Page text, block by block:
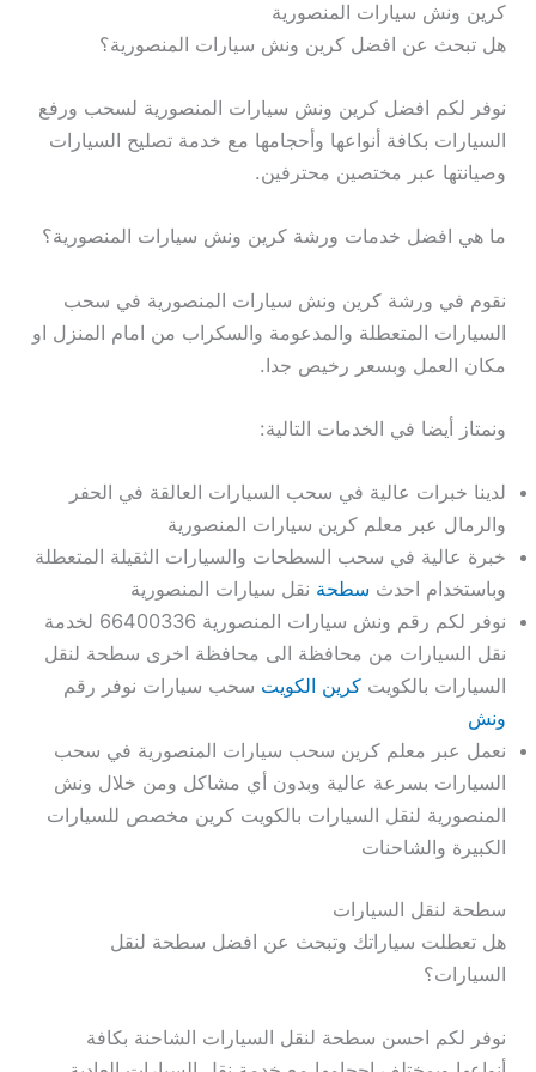
كرين ونش سيارات المنصورية
هل تبحث عن افضل كرين ونش سيارات المنصورية؟
نوفر لكم افضل كرين ونش سيارات المنصورية لسحب ورفع
السيارات بكافة أنواعها وأحجامها مع خدمة تصليح السيارات
وصيانتها عبر مختصين محترفين.
ما هي افضل خدمات ورشة كرين ونش سيارات المنصورية؟
نقوم في ورشة كرين ونش سيارات المنصورية في سحب
السيارات المتعطلة والمدعومة والسكراب من امام المنزل او
مكان العمل وبسعر رخيص جدا.
ونمتاز أيضا في الخدمات التالية:
لدينا خبرات عالية في سحب السيارات العالقة في الحفر
والرمال عبر معلم كرين سيارات المنصورية
خبرة عالية في سحب السطحات والسيارات الثقيلة المتعطلة
وباستخدام احدث سطحة نقل سيارات المنصورية
نوفر لكم رقم ونش سيارات المنصورية 66400336 لخدمة
نقل السيارات من محافظة الى محافظة اخرى سطحة لنقل
السيارات بالكويتكرين الكويت سحب سيارات نوفر رقم
ونش
نعمل عبر معلم كرين سحب سيارات المنصورية في سحب
السيارات بسرعة عالية وبدون أي مشاكل ومن خلال ونش
المنصورية لنقل السيارات بالكويت كرين مخصص للسيارات
الكبيرة والشاحنات
سطحة لنقل السيارات
هل تعطلت سياراتك وتبحث عن افضل سطحة لنقل
السيارات؟
نوفر لكم احسن سطحة لنقل السيارات الشاحنة بكافة